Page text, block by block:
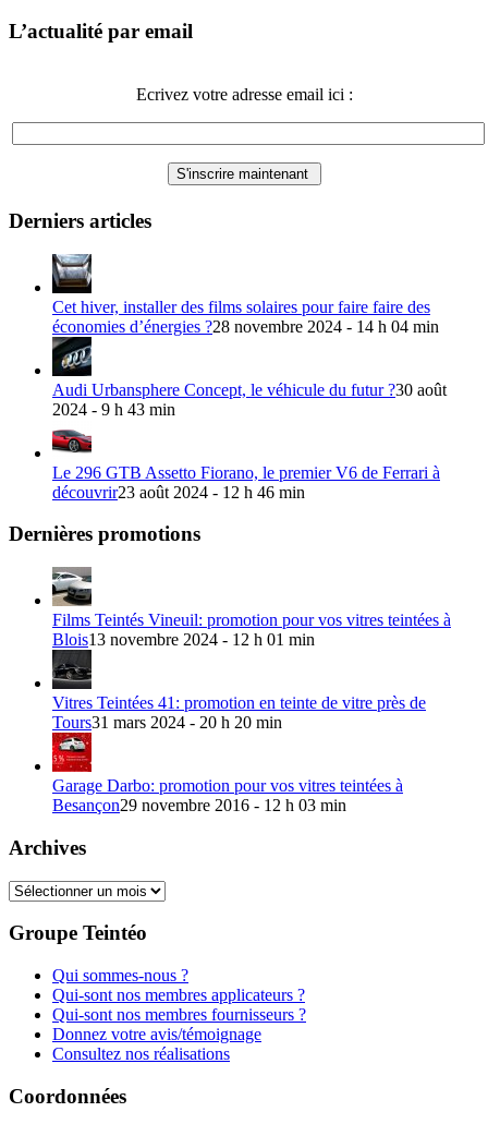
L’actualité par email
Ecrivez votre adresse email ici :
Derniers articles
Cet hiver, installer des films solaires pour faire faire des
économies d’énergies ?28 novembre 2024 - 14 h 04 min
Audi Urbansphere Concept, le véhicule du futur ?30 août
2024 - 9 h 43 min
Le 296 GTB Assetto Fiorano, le premier V6 de Ferrari à
découvrir23 août 2024 - 12 h 46 min
Dernières promotions
Films Teintés Vineuil: promotion pour vos vitres teintées à
Blois13 novembre 2024 - 12 h 01 min
Vitres Teintées 41: promotion en teinte de vitre près de
Tours31 mars 2024 - 20 h 20 min
Garage Darbo: promotion pour vos vitres teintées à
Besançon29 novembre 2016 - 12 h 03 min
Archives
Archives
Groupe Teintéo
Qui sommes-nous ?
Qui-sont nos membres applicateurs ?
Qui-sont nos membres fournisseurs ?
Donnez votre avis/témoignage
Consultez nos réalisations
Coordonnées